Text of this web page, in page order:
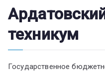
техникум
Государственное